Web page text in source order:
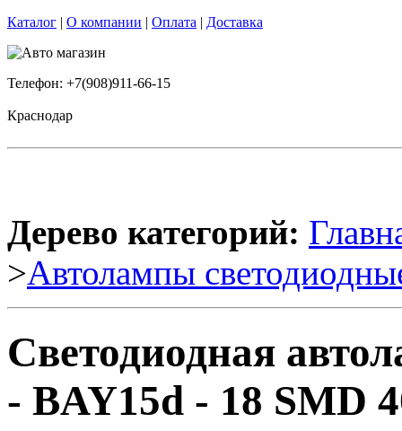
Каталог | О компании | Оплата | Доставка
Телефон: +7(908)911-66-15
Краснодар
Дерево категорий:
>Автолампы
Светодиодная
- BAY15d - 18 SMD